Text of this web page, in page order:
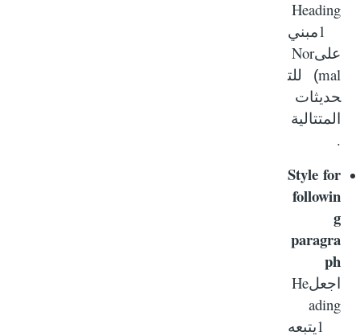
Heading
مبني
علىNor
mal
)
للت
حديثات
المتتالية
Style for
followin
paragra
ph
اجعلHe
ading
يتبعه